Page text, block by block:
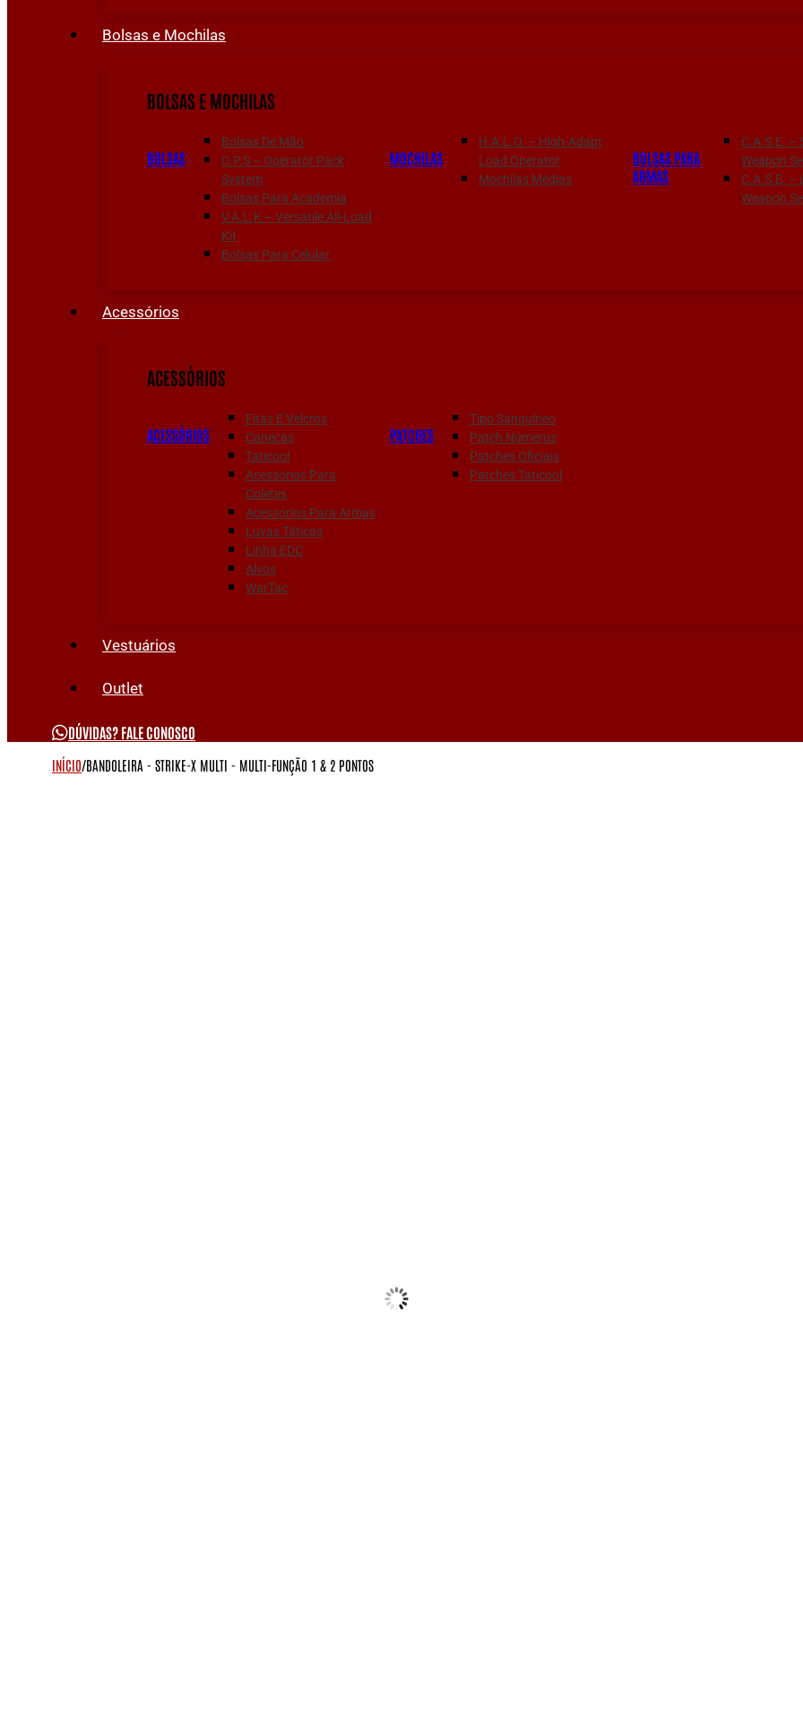
Bolsas e Mochilas
BOLSAS E MOCHILAS
BOLSAS
Bolsas De Mão
O.P.S – Operator Pack
System
Bolsas Para Academia
V.A.L.K – Versatile All-Load
Kit
Bolsas Para Celular
MOCHILAS
H.A.L.O. – High-Adapt
Load Operator
Mochilas Médias
BOLSAS PARA
ARMAS
C.A.S.E. –
Weapon
C.A.S.E. –
Weapon
Acessórios
ACESSÓRIOS
ACESSÓRIOS
Fitas E Velcros
Canecas
Taticool
Acessórios Para
Coletes
Acessórios Para Armas
Luvas Táticas
Linha EDC
Alvos
WarTac
PATCHES
Tipo Sanguíneo
Patch Números
Patches Oficiais
Patches Taticool
Vestuários
Outlet
DÚVIDAS? FALE CONOSCO
INÍCIO/BANDOLEIRA - STRIKE-X MULTI - MULTI-FUNÇÃO 1 & 2 PONTOS